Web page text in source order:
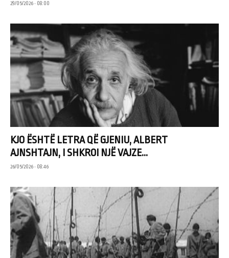
29/05/2026 • 08:00
KJO ËSHTË LETRA QË GJENIU, ALBERT
AJNSHTAJN, I SHKROI NJË VAJZE...
26/05/2026 • 08:46